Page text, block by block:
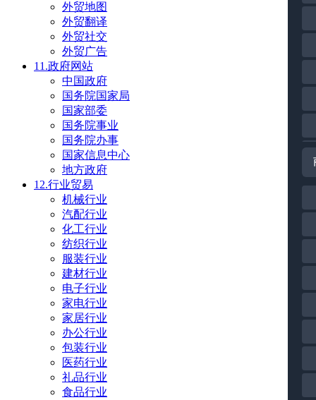
外贸地图
外贸翻译
外贸社交
外贸广告
11.政府网站
中国政府
国务院国家局
国家部委
国务院事业
国务院办事
国家信息中心
地方政府
12.行业贸易
机械行业
汽配行业
化工行业
纺织行业
服装行业
建材行业
电子行业
家电行业
家居行业
办公行业
包装行业
医药行业
礼品行业
食品行业